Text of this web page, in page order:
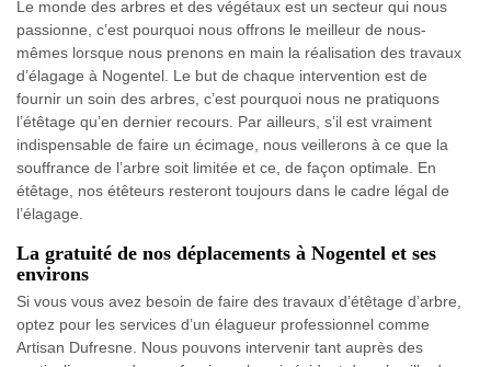
Le monde des arbres et des végétaux est un secteur qui nous
passionne, c’est pourquoi nous offrons le meilleur de nous-
mêmes lorsque nous prenons en main la réalisation des travaux
d’élagage à Nogentel. Le but de chaque intervention est de
fournir un soin des arbres, c’est pourquoi nous ne pratiquons
l’étêtage qu’en dernier recours. Par ailleurs, s’il est vraiment
indispensable de faire un écimage, nous veillerons à ce que la
souffrance de l’arbre soit limitée et ce, de façon optimale. En
étêtage, nos étêteurs resteront toujours dans le cadre légal de
l’élagage.
La gratuité de nos déplacements à Nogentel et ses
environs
Si vous vous avez besoin de faire des travaux d’étêtage d’arbre,
optez pour les services d’un élagueur professionnel comme
Artisan Dufresne. Nous pouvons intervenir tant auprès des